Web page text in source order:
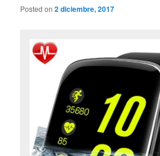
Posted on2 diciembre, 2017